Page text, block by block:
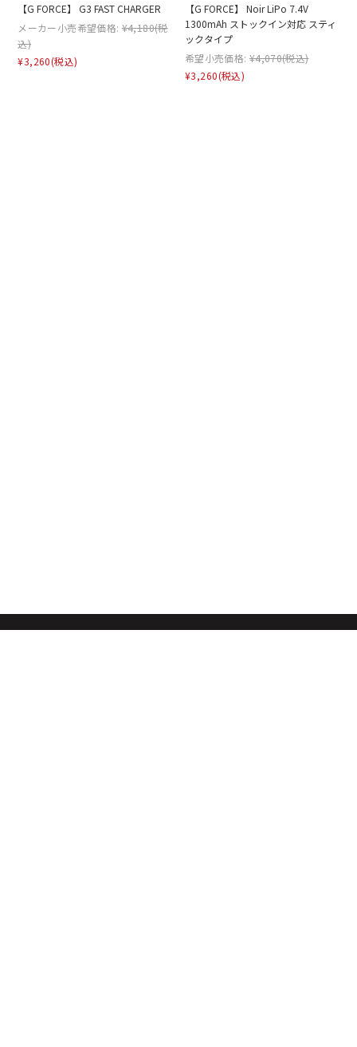
【G FORCE】 G3 FAST CHARGER
メーカー小売希望価格: ¥4,180(税
込)
¥3,260(税込)
【G FORCE】 Noir LiPo 7.4V
1300mAh ストックイン対応 スティ
ックタイプ
希望小売価格: ¥4,070(税込)
¥3,260(税込)